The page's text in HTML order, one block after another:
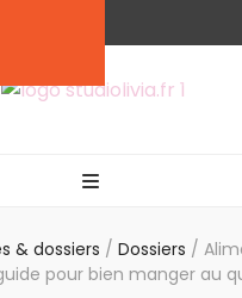
& dossiers / Dossiers /
pour bien manger au